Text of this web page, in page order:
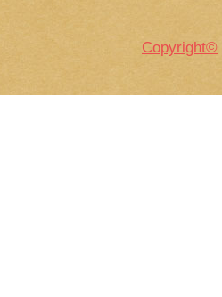
Copyright©